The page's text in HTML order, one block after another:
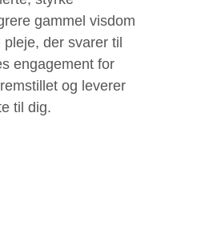
gammel visdom
der svarer til
engagement for
og leverer
til dig.